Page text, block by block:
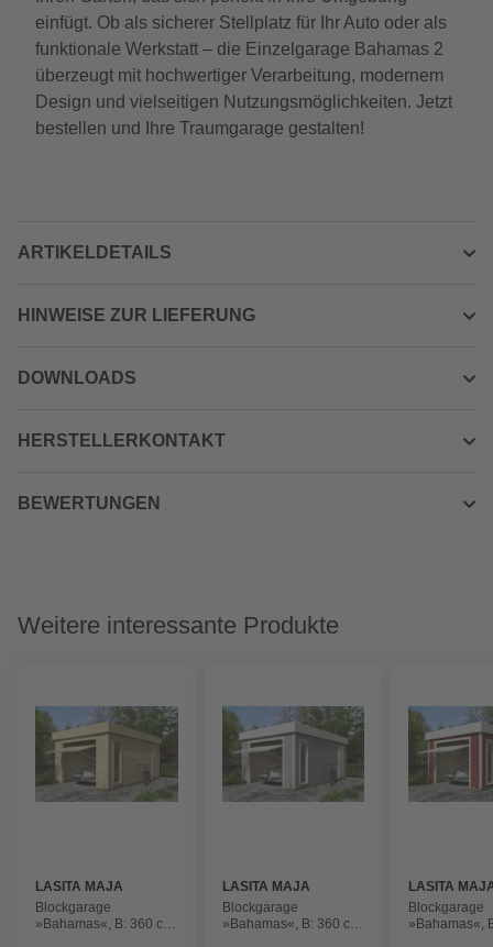
einfügt. Ob als sicherer Stellplatz für Ihr Auto oder als
funktionale Werkstatt – die Einzelgarage Bahamas 2
überzeugt mit hochwertiger Verarbeitung, modernem
Design und vielseitigen Nutzungsmöglichkeiten. Jetzt
bestellen und Ihre Traumgarage gestalten!
ARTIKELDETAILS
HINWEISE ZUR LIEFERUNG
DOWNLOADS
HERSTELLERKONTAKT
BEWERTUNGEN
Weitere interessante Produkte
LASITA MAJA
Blockgarage
»Bahamas«, B: 360 cm
LASITA MAJA
Blockgarage
»Bahamas«, B: 360 cm
LASITA
Blockgarage
»Bahamas«,